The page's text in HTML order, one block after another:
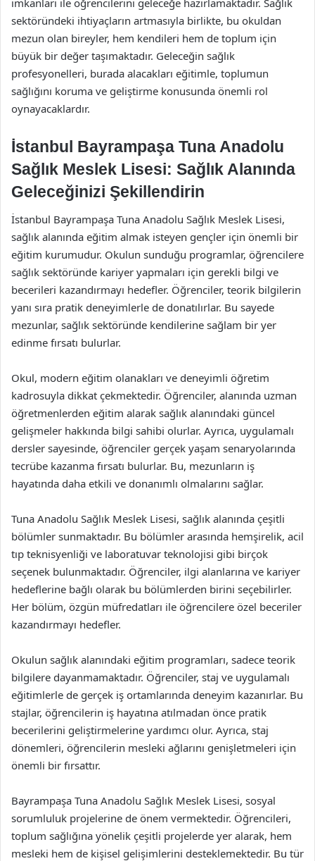
sektöründeki ihtiyaçların artmasıyla birlikte, bu okuldan
mezun olan bireyler, hem kendileri hem de toplum için
büyük bir değer taşımaktadır. Geleceğin sağlık
profesyonelleri, burada alacakları eğitimle, toplumun
sağlığını koruma ve geliştirme konusunda önemli rol
oynayacaklardır.
İstanbul Bayrampaşa Tuna Anadolu
Sağlık Meslek Lisesi: Sağlık Alanında
Geleceğinizi Şekillendirin
İstanbul Bayrampaşa Tuna Anadolu Sağlık Meslek Lisesi,
sağlık alanında eğitim almak isteyen gençler için önemli bir
eğitim kurumudur. Okulun sunduğu programlar, öğrencilere
sağlık sektöründe kariyer yapmaları için gerekli bilgi ve
becerileri kazandırmayı hedefler. Öğrenciler, teorik bilgilerin
yanı sıra pratik deneyimlerle de donatılırlar. Bu sayede
mezunlar, sağlık sektöründe kendilerine sağlam bir yer
edinme fırsatı bulurlar.
Okul, modern eğitim olanakları ve deneyimli öğretim
kadrosuyla dikkat çekmektedir. Öğrenciler, alanında uzman
öğretmenlerden eğitim alarak sağlık alanındaki güncel
gelişmeler hakkında bilgi sahibi olurlar. Ayrıca, uygulamalı
dersler sayesinde, öğrenciler gerçek yaşam senaryolarında
tecrübe kazanma fırsatı bulurlar. Bu, mezunların iş
hayatında daha etkili ve donanımlı olmalarını sağlar.
Tuna Anadolu Sağlık Meslek Lisesi, sağlık alanında çeşitli
bölümler sunmaktadır. Bu bölümler arasında hemşirelik, acil
tıp teknisyenliği ve laboratuvar teknolojisi gibi birçok
seçenek bulunmaktadır. Öğrenciler, ilgi alanlarına ve kariyer
hedeflerine bağlı olarak bu bölümlerden birini seçebilirler.
Her bölüm, özgün müfredatları ile öğrencilere özel beceriler
kazandırmayı hedefler.
Okulun sağlık alanındaki eğitim programları, sadece teorik
bilgilere dayanmamaktadır. Öğrenciler, staj ve uygulamalı
eğitimlerle de gerçek iş ortamlarında deneyim kazanırlar. Bu
stajlar, öğrencilerin iş hayatına atılmadan önce pratik
becerilerini geliştirmelerine yardımcı olur. Ayrıca, staj
dönemleri, öğrencilerin mesleki ağlarını genişletmeleri için
önemli bir fırsattır.
Bayrampaşa Tuna Anadolu Sağlık Meslek Lisesi, sosyal
sorumluluk projelerine de önem vermektedir. Öğrencileri,
toplum sağlığına yönelik çeşitli projelerde yer alarak, hem
mesleki hem de kişisel gelişimlerini desteklemektedir. Bu tür